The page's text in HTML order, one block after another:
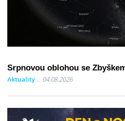
Srpnovou oblohou se
Aktuality 04.08.2026